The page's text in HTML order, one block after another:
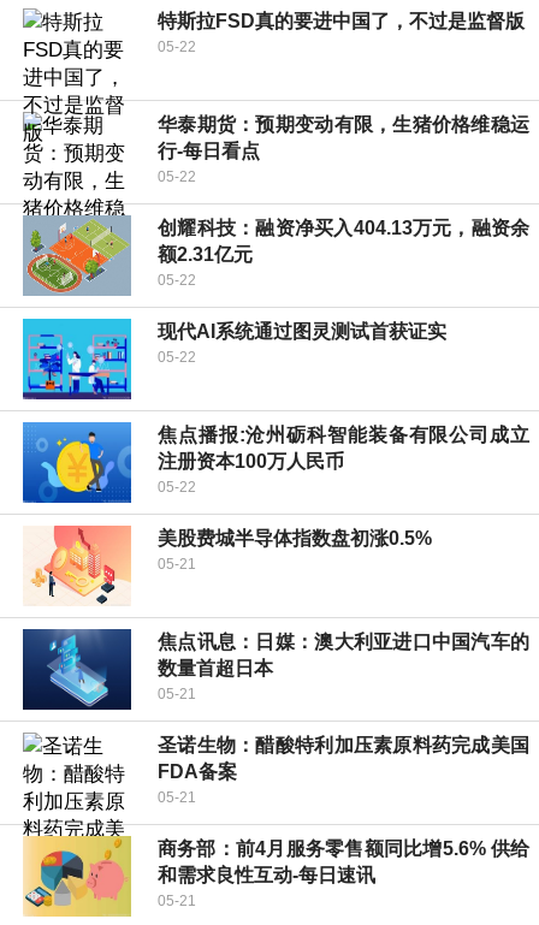
特斯拉FSD真的要进中国了，不过是监督版
05-22
华泰期货：预期变动有限，生猪价格维稳运
行-每日看点
05-22
创耀科技：融资净买入404.13万元，融资余
额2.31亿元
05-22
现代AI系统通过图灵测试首获证实
05-22
焦点播报:沧州砺科智能装备有限公司成立
注册资本100万人民币
05-22
美股费城半导体指数盘初涨0.5%
05-21
焦点讯息：日媒：澳大利亚进口中国汽车的
数量首超日本
05-21
圣诺生物：醋酸特利加压素原料药完成美国
FDA备案
05-21
商务部：前4月服务零售额同比增5.6% 供给
和需求良性互动-每日速讯
05-21